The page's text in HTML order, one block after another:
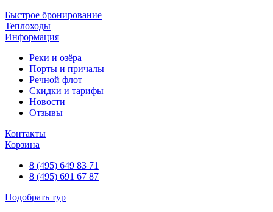
Быстрое бронирование
Теплоходы
Информация
Реки и озёра
Порты и причалы
Речной флот
Скидки и тарифы
Новости
Отзывы
Контакты
Корзина
8 (495) 649 83 71
8 (495) 691 67 87
Подобрать тур